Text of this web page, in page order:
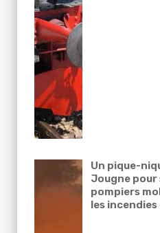
Un pique-
Jougne
pompiers
les